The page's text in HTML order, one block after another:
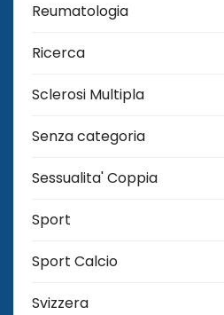
Reumatologia
Ricerca
Sclerosi Multipla
Senza categoria
Sessualita' Coppia
Sport
Sport Calcio
Svizzera